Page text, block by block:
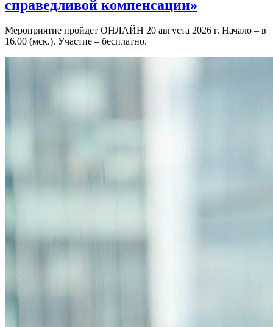
справедливой компенсации»
Мероприятие пройдет ОНЛАЙН 20 августа 2026 г. Начало – в
16.00 (мск.). Участие – бесплатно.